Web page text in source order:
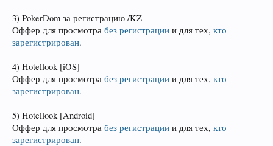
3) PokerDom за регистрацию /KZ
Оффер для просмотра без регистрации и для тех, кто
зарегистрирован.
4) Hotellook [iOS]
Оффер для просмотра без регистрации и для тех, кто
зарегистрирован.
5) Hotellook [Android]
Оффер для просмотра без регистрации и для тех, кто
зарегистрирован.